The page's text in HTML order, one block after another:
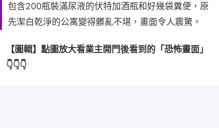
包含200瓶裝滿尿液的伏特加酒瓶和好幾袋糞便，原
先潔白乾淨的公寓變得髒亂不堪，畫面令人震驚。
【圖輯】點圖放大看業主開門後看到的「恐怖畫面」
👇👇👇